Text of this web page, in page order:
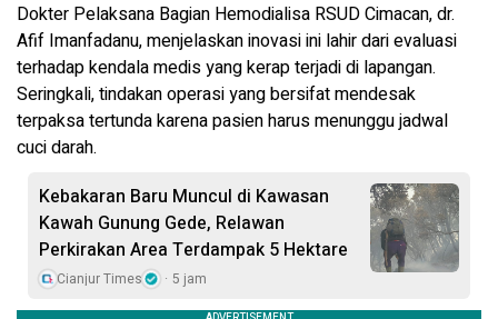
Dokter Pelaksana Bagian Hemodialisa RSUD Cimacan, dr.
Afif Imanfadanu, menjelaskan inovasi ini lahir dari evaluasi
terhadap kendala medis yang kerap terjadi di lapangan.
Seringkali, tindakan operasi yang bersifat mendesak
terpaksa tertunda karena pasien harus menunggu jadwal
cuci darah.
Kebakaran Baru Muncul di Kawasan
Kawah Gunung Gede, Relawan
Perkirakan Area Terdampak 5 Hektare
Cianjur Times 5 jam